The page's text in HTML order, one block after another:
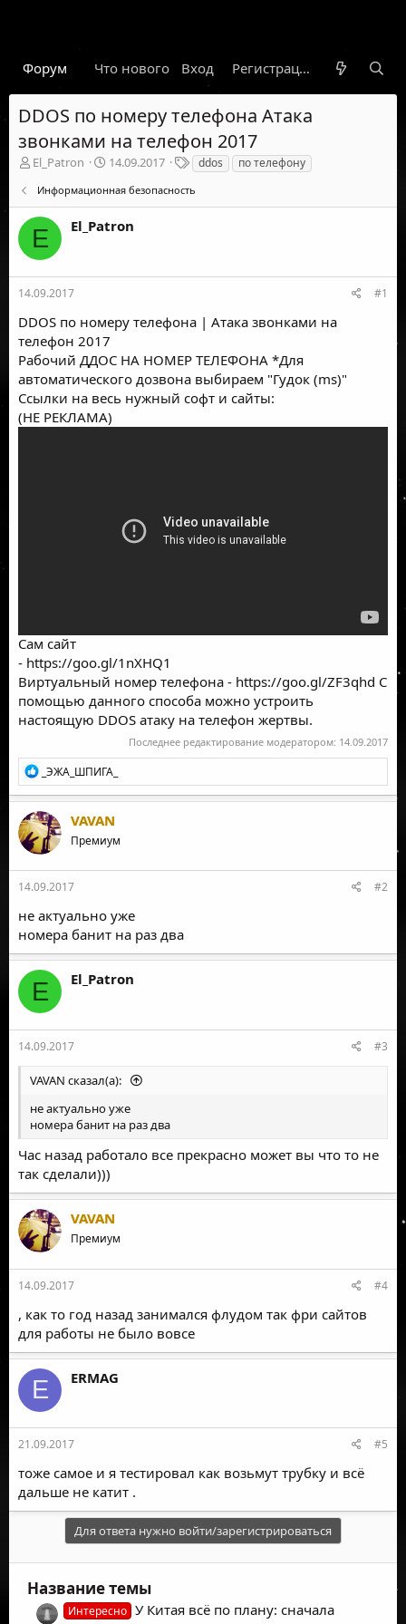
Форум Что нового Гарант Новости
Вход Регистрация
DDOS по номеру телефона Атака
звонками на телефон 2017
А
о
р
т
е
м
ы
El_Patron
Д
т
а
н
а
14.09.2017
Т
е
г
и
ddos по телефону
Информационная безопасность
E El_Patron
14.09.2017 #1
DDOS по номеру телефона | Атака звонками на
телефон 2017
Рабочий ДДОС НА НОМЕР ТЕЛЕФОНА *Для
автоматического дозвона выбираем "Гудок (ms)"
Ссылки на весь нужный софт и сайты:
(НЕ РЕКЛАМА)
Сам сайт
- https://goo.gl/1nXHQ1
Виртуальный номер телефона - https://goo.gl/ZF3qhd С
помощью данного способа можно устроить
настоящую DDOS атаку на телефон жертвы.
Последнее редактирование модератором: 14.09.2017
Р
е
а
к
ц
и
и
:
_ЭЖА_ШПИГА_
VAVAN
Премиум
14.09.2017 #2
не актуально уже
номера банит на раз два
E El_Patron
14.09.2017 #3
VAVAN сказал(а):
не актуально уже
номера банит на раз два
Час назад работало все прекрасно может вы что то не
так сделали)))
VAVAN
Премиум
14.09.2017 #4
, как то год назад занимался флудом так фри сайтов
для работы не было вовсе
E ERMAG
21.09.2017 #5
тоже самое и я тестировал как возьмут трубку и всё
дальше не катит .
Для ответа нужно войти/зарегистрироваться
Название темы
Интересно У Китая всё по плану: сначала